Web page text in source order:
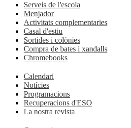
Serveis de l'escola
Menjador
Activitats complementaries
Casal d'estiu
Sortides i colònies
Compra de bates i xandalls
Chromebooks
Calendari
Notícies
Programacions
Recuperacions d'ESO
La nostra revista